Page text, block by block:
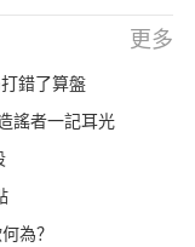
更多
錯了算盤
謠者一記耳光
為？